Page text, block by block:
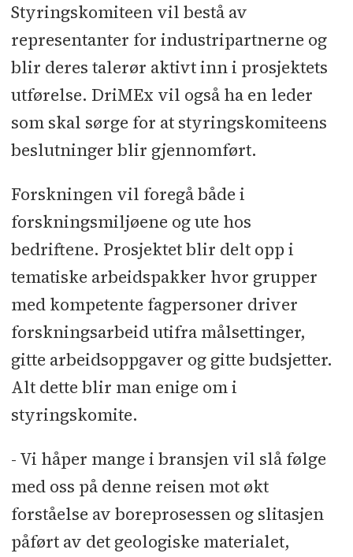
Styringskomiteen vil bestå av
representanter for industripartnerne og
blir deres talerør aktivt inn i prosjektets
utførelse. DriMEx vil også ha en leder
som skal sørge for at styringskomiteens
beslutninger blir gjennomført.
Forskningen vil foregå både i
forskningsmiljøene og ute hos
bedriftene. Prosjektet blir delt opp i
tematiske arbeidspakker hvor grupper
med kompetente fagpersoner driver
forskningsarbeid utifra målsettinger,
gitte arbeidsoppgaver og gitte budsjetter.
Alt dette blir man enige om i
styringskomite.
- Vi håper mange i bransjen vil slå følge
med oss på denne reisen mot økt
forståelse av boreprosessen og slitasjen
påført av det geologiske materialet,